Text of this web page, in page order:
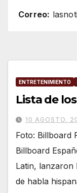
Correo:
ENTRETENIMIENTO
Lista de
10 AGOSTO,
Foto: Billboard
Billboard
Latin, lanzaron
de habla